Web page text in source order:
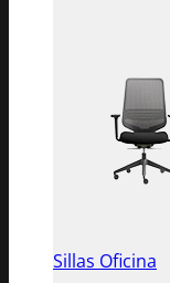
Sillas Oficina